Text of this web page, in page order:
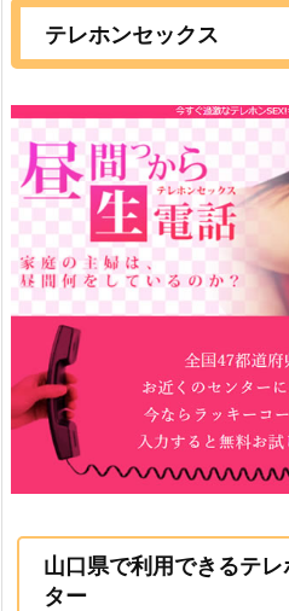
テレホンセックス
山口県で利用できるテ
ター